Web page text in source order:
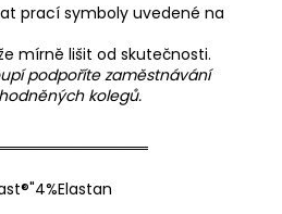
prací symboly uvedené na
mírně lišit od skutečnosti.
podpoříte zaměstnávání
kolegů.